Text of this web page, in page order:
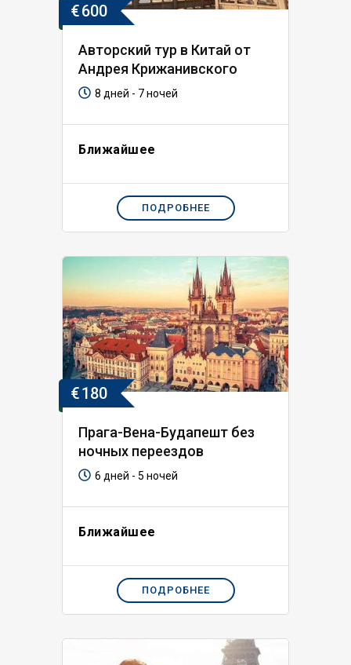
€600
Авторский тур в Китай от
Андрея Крижанивского
8 дней - 7 ночей
Ближайшее
ПОДРОБНЕЕ
€180
Прага-Вена-Будапешт без
ночных переездов
6 дней - 5 ночей
Ближайшее
ПОДРОБНЕЕ